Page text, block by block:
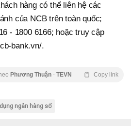
hàng có thể liên hệ các
của NCB trên toàn quốc;
- 1800 6166; hoặc truy cập
bank.vn/.
Phương Thuận - TEVN Copy link
ngân hàng số